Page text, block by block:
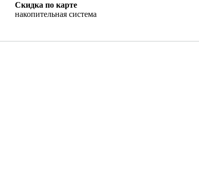
Скидка по карте
накопительная система